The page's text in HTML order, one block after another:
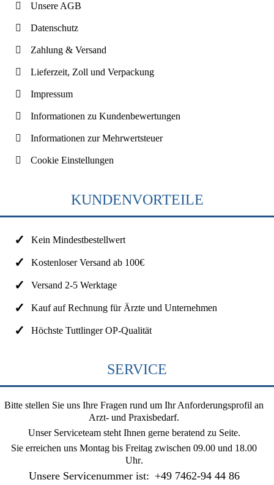
Unsere AGB
Datenschutz
Zahlung & Versand
Lieferzeit, Zoll und Verpackung
Impressum
Informationen zu Kundenbewertungen
Informationen zur Mehrwertsteuer
Cookie Einstellungen
KUNDENVORTEILE
Kein Mindestbestellwert
Kostenloser Versand ab 100€
Versand 2-5 Werktage
Kauf auf Rechnung für Ärzte und Unternehmen
Höchste Tuttlinger OP-Qualität
SERVICE
Bitte stellen Sie uns Ihre Fragen rund um Ihr Anforderungsprofil an
Arzt- und Praxisbedarf.
Unser Serviceteam steht Ihnen gerne beratend zu Seite.
Sie erreichen uns Montag bis Freitag zwischen 09.00 und 18.00
Uhr.
Unsere Servicenummer ist: +49 7462-94 44 86